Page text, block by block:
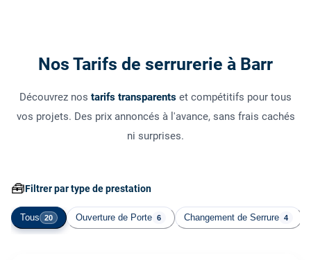
Nos Tarifs de serrurerie à Barr
Découvrez nos tarifs transparents et compétitifs pour tous
vos projets. Des prix annoncés à l'avance, sans frais cachés
ni surprises.
🧰Filtrer par type de prestation
Tous 20 Ouverture de Porte 6 Changement de Serrure 4